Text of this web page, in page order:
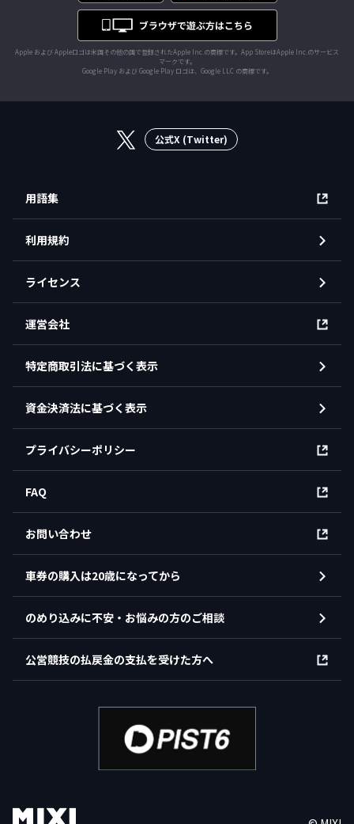
Apple および Appleロゴは米国その他の国で登録されたApple Inc.の商標です。App StoreはApple Inc.のサービス
マークです。
Google Play および Google Play ロゴは、Google LLC の商標です。
公式X (Twitter)
用語集
利用規約
ライセンス
運営会社
特定商取引法に基づく表示
資金決済法に基づく表示
プライバシーポリシー
FAQ
お問い合わせ
車券の購入は20歳になってから
のめり込みに不安・お悩みの方のご相談
公営競技の払戻金の支払を受けた方へ